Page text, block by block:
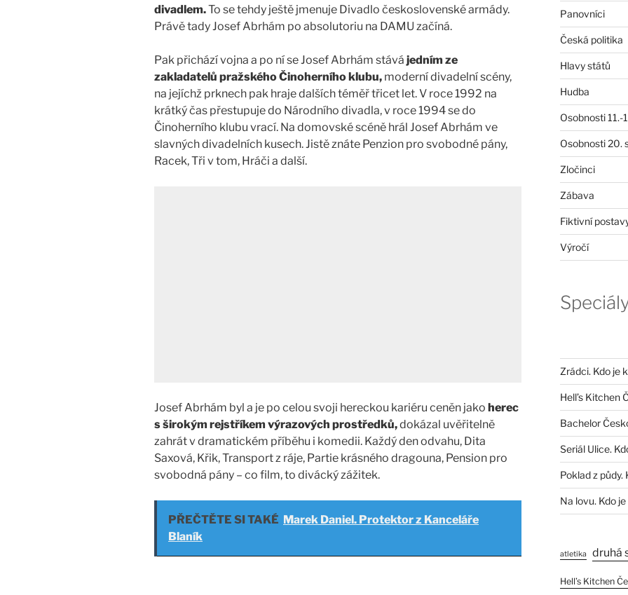
divadlem.To se tehdy ještě jmenuje Divadlo československé armády.
Právě tady Josef Abrhám po absolutoriu na DAMU začíná.
Pak přichází vojna a po ní se Josef Abrhám stává jedním ze
zakladatelů pražského Činoherního klubu, moderní divadelní scény,
na jejíchž prknech pak hraje dalších téměř třicet let. V roce 1992 na
krátký čas přestupuje do Národního divadla, v roce 1994 se do
Činoherního klubu vrací. Na domovské scéně hrál Josef Abrhám ve
slavných divadelních kusech. Jistě znáte Penzion pro svobodné pány,
Racek, Tři v tom, Hráči a další.
Josef Abrhám byl a je po celou svoji hereckou kariéru ceněn jako herec
s širokým rejstříkem výrazových prostředků,dokázal uvěřitelně
zahrát v dramatickém příběhu i komedii. Každý den odvahu, Dita
Saxová, Křik, Transport z ráje, Partie krásného dragouna, Pension pro
svobodná pány – co film, to divácký zážitek.
PŘEČTĚTE SI TAKÉ Marek Daniel. Protektor z Kanceláře
Blaník
Panovníci
Česká politika
Hlavy států
Hudba
Osobnosti 11.-
Osobnosti 20.
Zločinci
Zábava
Fiktivní
Výročí
Zrádci. Kdo je
Hell’s Kitchen
Bachelor
Seriál Ulice.
Poklad z půdy.
Na lovu. Kdo
atletika druhá
Hell’s Kitchen